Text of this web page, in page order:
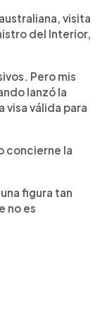
visita
del Interior,
Pero mis
lanzó la
visa válida para
concierne la
figura tan
no es